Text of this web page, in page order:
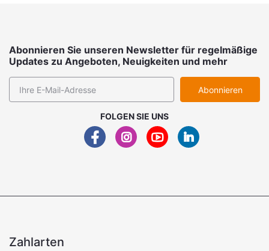
Abonnieren Sie unseren Newsletter für regelmäßige
Updates zu Angeboten, Neuigkeiten und mehr
Abonnieren
FOLGEN SIE UNS
Zahlarten